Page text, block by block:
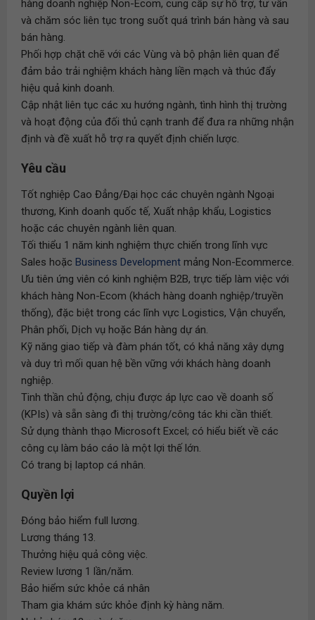
hàng doanh nghiệp Non-Ecom, cung cấp sự hỗ trợ, tư vấn
và chăm sóc liên tục trong suốt quá trình bán hàng và sau
bán hàng.
Phối hợp chặt chẽ với các Vùng và bộ phận liên quan để
đảm bảo trải nghiệm khách hàng liền mạch và thúc đẩy
hiệu quả kinh doanh.
Cập nhật liên tục các xu hướng ngành, tình hình thị trường
và hoạt động của đối thủ cạnh tranh để đưa ra những nhận
định và đề xuất hỗ trợ ra quyết định chiến lược.
Yêu cầu
Tốt nghiệp Cao Đẳng/Đại học các chuyên ngành Ngoại
thương, Kinh doanh quốc tế, Xuất nhập khẩu, Logistics
hoặc các chuyên ngành liên quan.
Tối thiểu 1 năm kinh nghiệm thực chiến trong lĩnh vực
Sales hoặc Business Development mảng Non-Ecommerce.
Ưu tiên ứng viên có kinh nghiệm B2B, trực tiếp làm việc với
khách hàng Non-Ecom (khách hàng doanh nghiệp/truyền
thống), đặc biệt trong các lĩnh vực Logistics, Vận chuyển,
Phân phối, Dịch vụ hoặc Bán hàng dự án.
Kỹ năng giao tiếp và đàm phán tốt, có khả năng xây dựng
và duy trì mối quan hệ bền vững với khách hàng doanh
nghiệp.
Tinh thần chủ động, chịu được áp lực cao về doanh số
(KPIs) và sẵn sàng đi thị trường/công tác khi cần thiết.
Sử dụng thành thạo Microsoft Excel; có hiểu biết về các
công cụ làm báo cáo là một lợi thế lớn.
Có trang bị laptop cá nhân.
Quyền lợi
Đóng bảo hiểm full lương.
Lương tháng 13.
Thưởng hiệu quả công việc.
Review lương 1 lần/năm.
Bảo hiểm sức khỏe cá nhân
Tham gia khám sức khỏe định kỳ hàng năm.